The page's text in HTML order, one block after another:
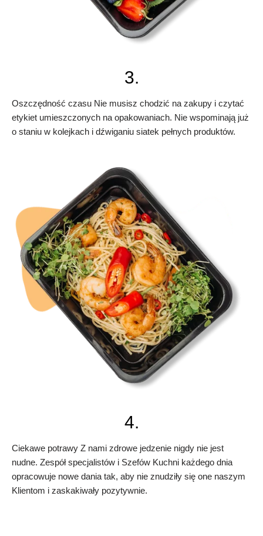
3.
Oszczędność czasu Nie musisz chodzić na zakupy i czytać
etykiet umieszczonych na opakowaniach. Nie wspominają już
o staniu w kolejkach i dźwiganiu siatek pełnych produktów.
4.
Ciekawe potrawy Z nami zdrowe jedzenie nigdy nie jest
nudne. Zespół specjalistów i Szefów Kuchni każdego dnia
opracowuje nowe dania tak, aby nie znudziły się one naszym
Klientom i zaskakiwały pozytywnie.